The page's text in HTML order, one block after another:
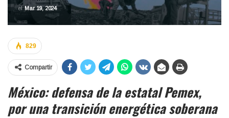
elMar 19, 2024
829
Compartir
México: defensa de la estatal Pemex,
por una transición energética soberana